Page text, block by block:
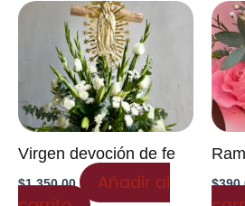
Virgen devoción de fe
$1,350.00
Añadir al
$